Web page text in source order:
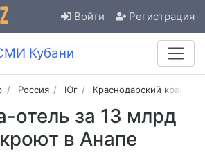
Войти Регистрация
Кубани
Россия Юг Краснодарский край
отель за 13 млрд
в Анапе